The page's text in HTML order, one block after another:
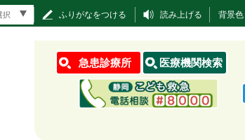
ふりがなをつける 読み上げる 背景色
急患診療所 医療機関検索